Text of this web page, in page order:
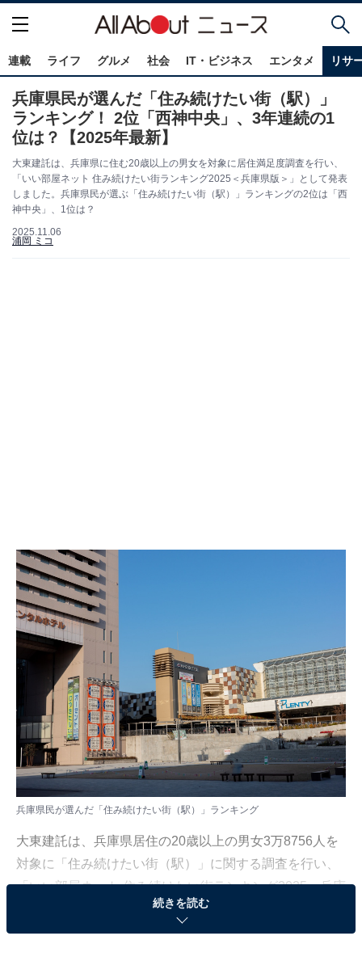
連載 ライフ グルメ 社会 IT・ビジネス エンタメ リサ
兵庫県民が選んだ「住み続けたい街（駅）」
ランキング！ 2位「西神中央」、3年連続の1
位は？【2025年最新】
大東建託は、兵庫県に住む20歳以上の男女を対象に居住満足度調査を行い、
「いい部屋ネット 住み続けたい街ランキング2025＜兵庫県版＞」として発表
しました。兵庫県民が選ぶ「住み続けたい街（駅）」ランキングの2位は「西
神中央」、1位は？
2025.11.06
浦岡 ミコ
兵庫県民が選んだ「住み続けたい街（駅）」ランキング
大東建託は、兵庫県居住の20歳以上の男女3万8756人を
対象に「住み続けたい街（駅）」に関する調査を行い、
「いい部屋ネット 住み続けたい街ランキング2025＜兵庫
県版＞」として結果を発表しました。調査は2025年の回
答（または5年累積）をもとに集計しています。
続きを読む